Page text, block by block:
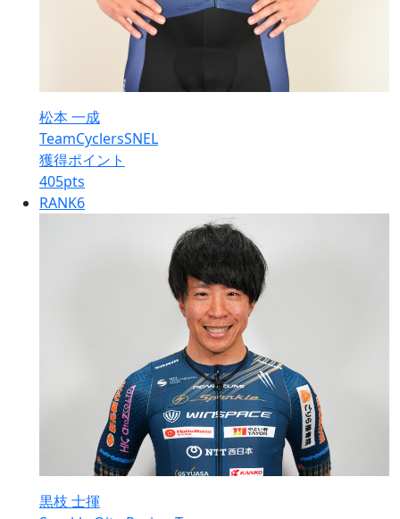
松本 一成
TeamCyclersSNEL
獲得ポイント
405pts
RANK6
黒枝 士揮